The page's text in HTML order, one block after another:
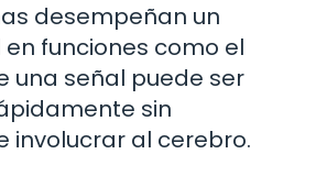
desempeñan un
funciones como el
una señal puede ser
sin
involucrar al cerebro.